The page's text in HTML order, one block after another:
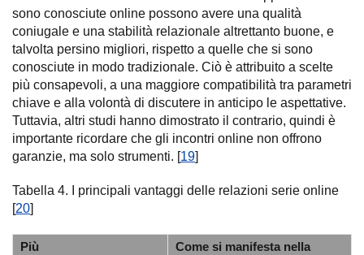
sono conosciute online possono avere una qualità
coniugale e una stabilità relazionale altrettanto buone, e
talvolta persino migliori, rispetto a quelle che si sono
conosciute in modo tradizionale. Ciò è attribuito a scelte
più consapevoli, a una maggiore compatibilità tra parametri
chiave e alla volontà di discutere in anticipo le aspettative.
Tuttavia, altri studi hanno dimostrato il contrario, quindi è
importante ricordare che gli incontri online non offrono
garanzie, ma solo strumenti. [19]
Tabella 4. I principali vantaggi delle relazioni serie online
[20]
Più
Come si manifesta nella